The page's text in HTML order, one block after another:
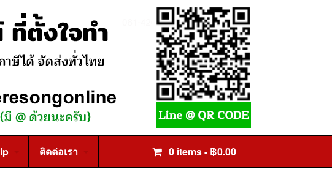
ติดต่อเรา 0 items - ฿0.00